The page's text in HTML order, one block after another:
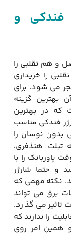
فندکی و
و هم تقلبی را
را خریداری
می شود. برای
بهترین گزینه
که در بهترین
فندکی مناسب
بدون نوسان را
تبلت، هنذفری،
پاوربانک را با
و حتما شارژر
نکته مهمی که
برق می تواند
می گذارد.
را ندارند که
همین امر روی